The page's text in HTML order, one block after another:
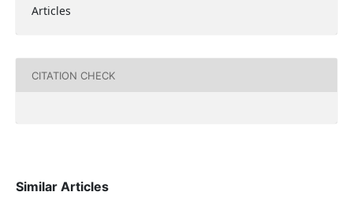
Articles
CITATION CHECK
Similar Articles